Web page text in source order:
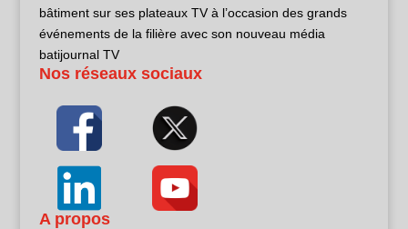
bâtiment sur ses plateaux TV à l’occasion des grands
événements de la filière avec son nouveau média
batijournal TV
Nos réseaux sociaux
A propos